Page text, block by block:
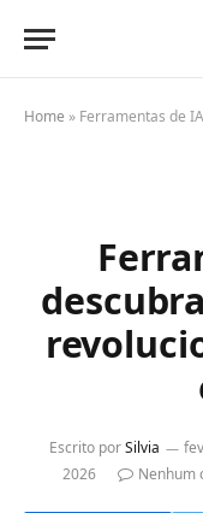
Home » Ferramentas de IA:
Escrito por Silvia
2026
Nenhum